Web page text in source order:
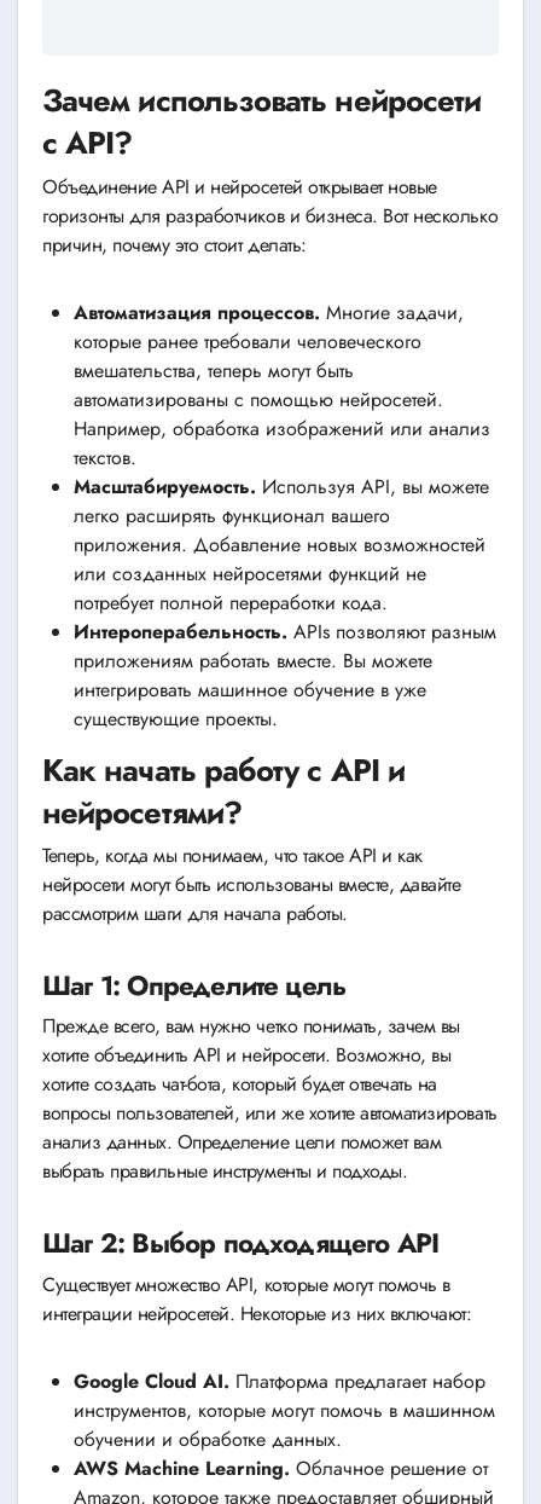
Зачем использовать нейросети
с API?
Объединение API и нейросетей открывает новые
горизонты для разработчиков и бизнеса. Вот несколько
причин, почему это стоит делать:
Автоматизация процессов. Многие задачи,
которые ранее требовали человеческого
вмешательства, теперь могут быть
автоматизированы с помощью нейросетей.
Например, обработка изображений или анализ
текстов.
Масштабируемость. Используя API, вы можете
легко расширять функционал вашего
приложения. Добавление новых возможностей
или созданных нейросетями функций не
потребует полной переработки кода.
Интероперабельность. APIs позволяют разным
приложениям работать вместе. Вы можете
интегрировать машинное обучение в уже
существующие проекты.
Как начать работу с API и
нейросетями?
Теперь, когда мы понимаем, что такое API и как
нейросети могут быть использованы вместе, давайте
рассмотрим шаги для начала работы.
Шаг 1: Определите цель
Прежде всего, вам нужно четко понимать, зачем вы
хотите объединить API и нейросети. Возможно, вы
хотите создать чат-бота, который будет отвечать на
вопросы пользователей, или же хотите автоматизировать
анализ данных. Определение цели поможет вам
выбрать правильные инструменты и подходы.
Шаг 2: Выбор подходящего API
Существует множество API, которые могут помочь в
интеграции нейросетей. Некоторые из них включают:
Google Cloud AI. Платформа предлагает набор
инструментов, которые могут помочь в машинном
обучении и обработке данных.
AWS Machine Learning. Облачное решение от
Amazon, которое также предоставляет обширный